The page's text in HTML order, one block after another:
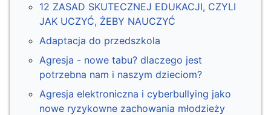
12 ZASAD SKUTECZNEJ EDUKACJI, CZYLI
JAK UCZYĆ, ŻEBY NAUCZYĆ
Adaptacja do przedszkola
Agresja - nowe tabu? dlaczego jest
potrzebna nam i naszym dzieciom?
Agresja elektroniczna i cyberbullying jako
nowe ryzykowne zachowania młodzieży